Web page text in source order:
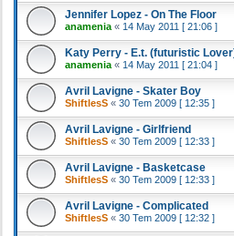
Jennifer Lopez - On The Floor
anamenia « 14 May 2011 [ 21:06 ]
Katy Perry - E.t. (futuristic
anamenia « 14 May 2011 [ 21:04 ]
Avril Lavigne - Skater Boy
ShiftlesS « 30 Tem 2009 [ 12:35 ]
Avril Lavigne - Girlfriend
ShiftlesS « 30 Tem 2009 [ 12:33 ]
Avril Lavigne - Basketcase
ShiftlesS « 30 Tem 2009 [ 12:33 ]
Avril Lavigne - Complicated
ShiftlesS « 30 Tem 2009 [ 12:32 ]